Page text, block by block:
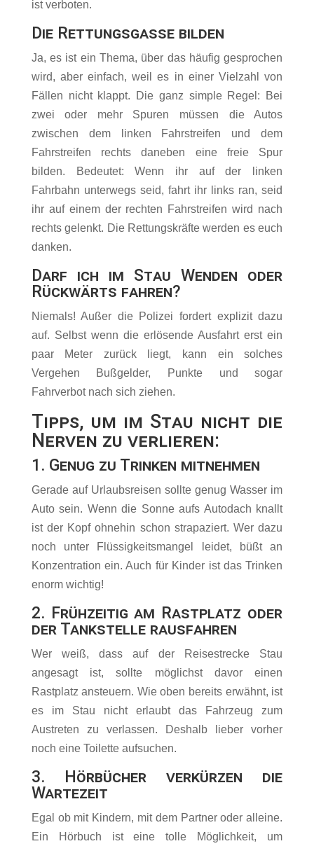
ist verboten.
Die Rettungsgasse bilden
Ja, es ist ein Thema, über das häufig gesprochen
wird, aber einfach, weil es in einer Vielzahl von
Fällen nicht klappt. Die ganz simple Regel: Bei
zwei oder mehr Spuren müssen die Autos
zwischen dem linken Fahrstreifen und dem
Fahrstreifen rechts daneben eine freie Spur
bilden. Bedeutet: Wenn ihr auf der linken
Fahrbahn unterwegs seid, fahrt ihr links ran, seid
ihr auf einem der rechten Fahrstreifen wird nach
rechts gelenkt. Die Rettungskräfte werden es euch
danken.
Darf ich im Stau Wenden oder
Rückwärts fahren?
Niemals! Außer die Polizei fordert explizit dazu
auf. Selbst wenn die erlösende Ausfahrt erst ein
paar Meter zurück liegt, kann ein solches
Vergehen Bußgelder, Punkte und sogar
Fahrverbot nach sich ziehen.
Tipps, um im Stau nicht die
Nerven zu verlieren:
1. Genug zu Trinken mitnehmen
Gerade auf Urlaubsreisen sollte genug Wasser im
Auto sein. Wenn die Sonne aufs Autodach knallt
ist der Kopf ohnehin schon strapaziert. Wer dazu
noch unter Flüssigkeitsmangel leidet, büßt an
Konzentration ein. Auch für Kinder ist das Trinken
enorm wichtig!
2. Frühzeitig am Rastplatz oder
der Tankstelle rausfahren
Wer weiß, dass auf der Reisestrecke Stau
angesagt ist, sollte möglichst davor einen
Rastplatz ansteuern. Wie oben bereits erwähnt, ist
es im Stau nicht erlaubt das Fahrzeug zum
Austreten zu verlassen. Deshalb lieber vorher
noch eine Toilette aufsuchen.
3. Hörbücher verkürzen die
Wartezeit
Egal ob mit Kindern, mit dem Partner oder alleine.
Ein Hörbuch ist eine tolle Möglichkeit, um